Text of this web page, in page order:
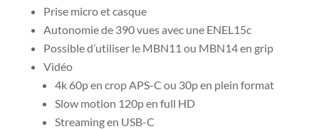
Prise micro et casque
Autonomie de 390 vues avec une ENEL15c
Possible d’utiliser le MBN11 ou MBN14 en grip
Vidéo
4k 60p en crop APS-C ou 30p en plein format
Slow motion 120p en full HD
Streaming en USB-C